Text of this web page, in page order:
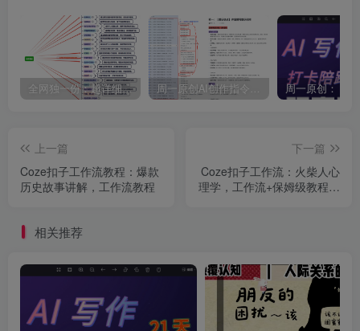
全网独一份：超详细的40+个自媒体赛道领域解析手册，让你的内容创作不再局限！ 周一原创AI创作指令词：30+个领域赛道的创作提示词集合
上一篇
Coze扣子工作流教程：爆款
历史故事讲解，工作流教程
下一篇
Coze扣子工作流：火柴人心
理学，工作流+保姆级教程全
相关推荐